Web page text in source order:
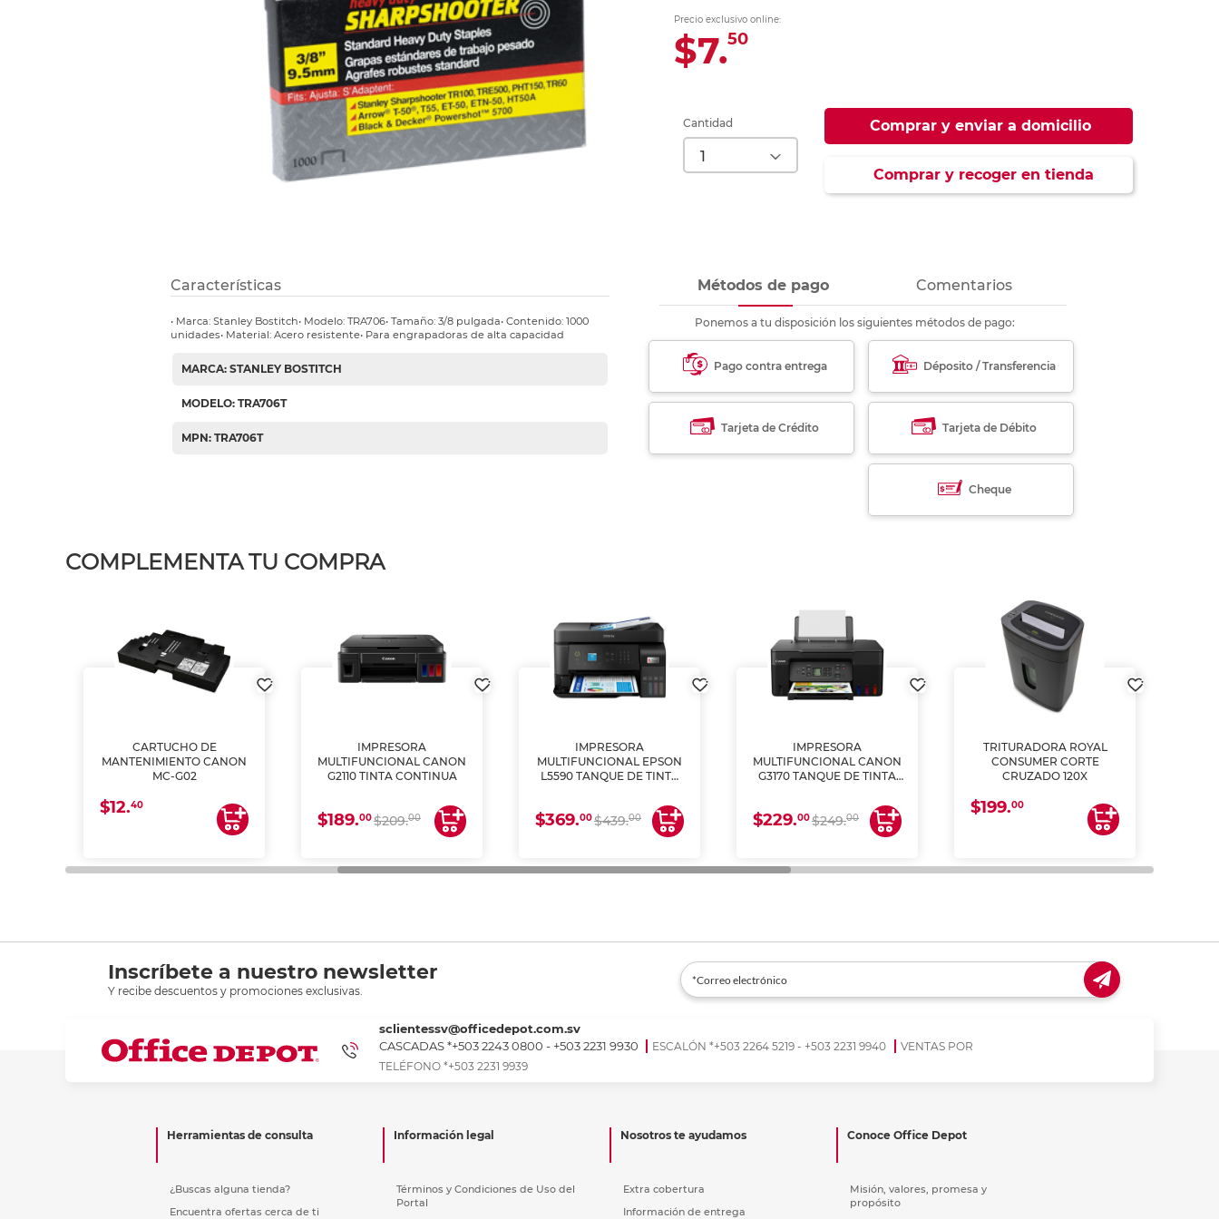
Ver más
Refuerzos para carpeta
Ver más
Ver más
Precio exclusivo online:
$7.50
Cantidad Comprar y enviar a domicilio
Comprar y recoger en tienda
Características
• Marca: Stanley Bostitch• Modelo: TRA706• Tamaño: 3/8 pulgada• Contenido: 1000
unidades• Material: Acero resistente• Para engrapadoras de alta capacidad
MARCA: STANLEY BOSTITCH
MODELO: TRA706T
MPN: TRA706T
Métodos de pago Comentarios
Ponemos a tu disposición los siguientes métodos de pago:
Pago contra entrega Déposito / Transferencia
Tarjeta de Crédito Tarjeta de Débito
Cheque
COMPLEMENTA TU COMPRA
CARTUCHO DE
MANTENIMIENTO CANON
MC-G02
$12.40
IMPRESORA
MULTIFUNCIONAL CANON
G2110 TINTA CONTINUA
$189.00$209.00
IMPRESORA
MULTIFUNCIONAL EPSON
L5590 TANQUE DE TINTA
$369.00$439.00
IMPRESORA
MULTIFUNCIONAL CANON
G3170 TANQUE DE TINTA
$229.00$249.00
TRITURADORA ROYAL
CONSUMER CORTE
CRUZADO 120X
$199.00
Inscríbete a nuestro newsletter
Y recibe descuentos y promociones exclusivas.
sclientessv@officedepot.com.sv
CASCADAS *+503 2243 0800 - +503 2231 9930
ESCALÓN *+503 2264 5219 - +503 2231 9940
VENTAS POR
TELÉFONO *+503 2231 9939
Herramientas de consulta
¿Buscas alguna tienda?
Encuentra ofertas cerca de ti
Información legal
Términos y Condiciones de Uso del
Portal
Nosotros te ayudamos
Extra cobertura
Información de entrega
Conoce Office Depot
Misión, valores, promesa y
propósito